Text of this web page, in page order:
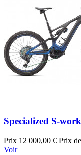
Specialized S-
Prix 12 000,00 € Prix
Voir